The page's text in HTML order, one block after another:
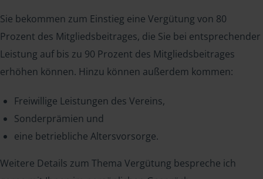
Sie bekommen zum Einstieg eine Vergütung von 80
Prozent des Mitgliedsbeitrages, die Sie bei entsprechender
Leistung auf bis zu 90 Prozent des Mitgliedsbeitrages
erhöhen können. Hinzu können außerdem kommen:
Freiwillige Leistungen des Vereins,
Sonderprämien und
eine betriebliche Altersvorsorge.
Weitere Details zum Thema Vergütung bespreche ich